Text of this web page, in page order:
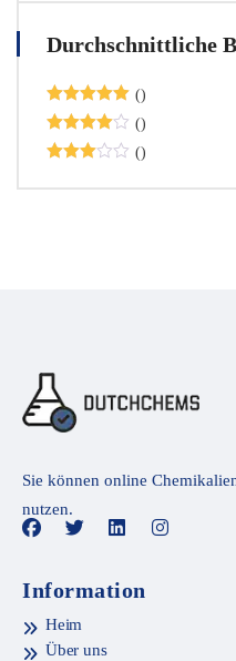
Durchschnittliche
Bewertet
mit5 von 5
()
Bewertet
mit4
()
et mit
()
Sie können online
nutzen.
Information
Heim
Über uns